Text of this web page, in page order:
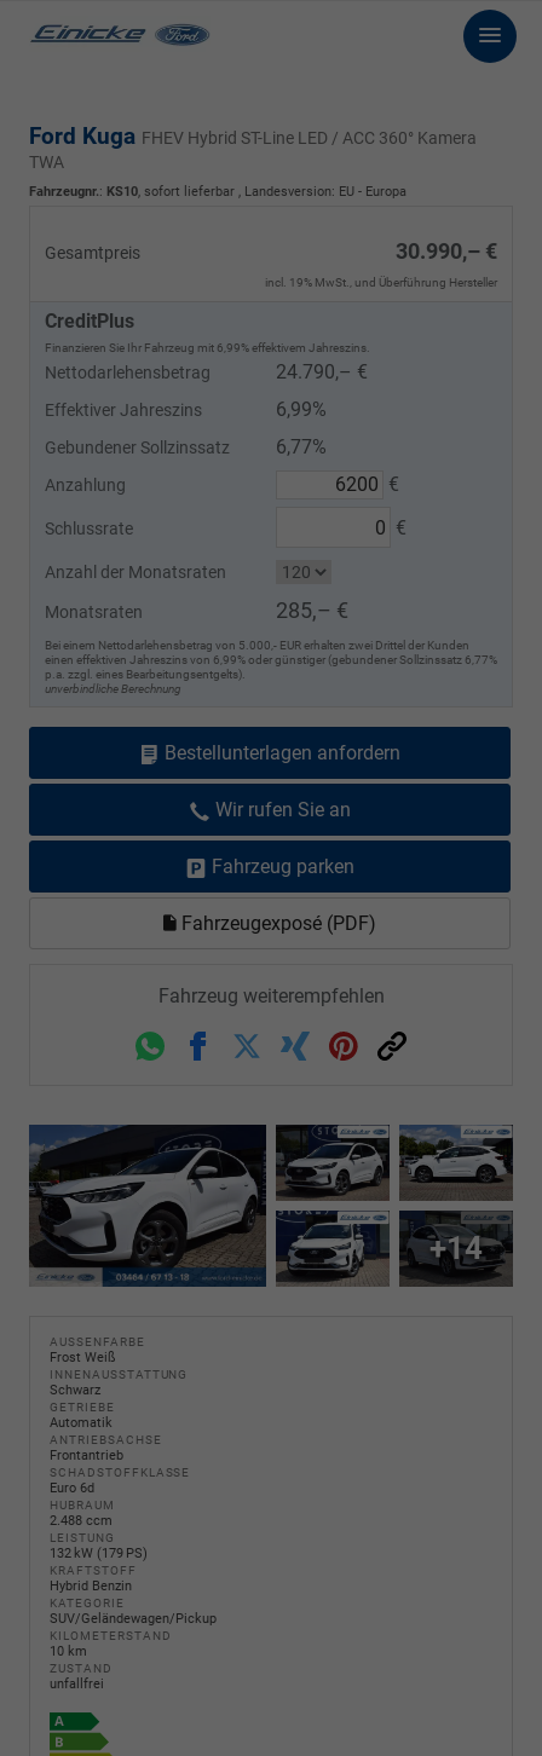
Ford Kuga FHEV Hybrid ST-Line LED / ACC 360° Kamera
TWA
Fahrzeugnr.: KS10, sofort lieferbar , Landesversion: EU - Europa
Gesamtpreis 30.990,– €
incl. 19% MwSt., und Überführung Hersteller
CreditPlus
Finanzieren Sie Ihr Fahrzeug mit 6,99% effektivem Jahreszins.
Nettodarlehensbetrag 24.790,– €
Effektiver Jahreszins 6,99%
Gebundener Sollzinssatz 6,77%
Anzahlung €
Schlussrate €
Anzahl der Monatsraten
Monatsraten 285,– €
Bei einem Nettodarlehensbetrag von 5.000,- EUR erhalten zwei Drittel der Kunden
einen effektiven Jahreszins von 6,99% oder günstiger (gebundener Sollzinssatz 6,77%
p.a. zzgl. eines Bearbeitungsentgelts).
unverbindliche Berechnung
Bestellunterlagen anfordern
Wir rufen Sie an
Fahrzeug parken
Fahrzeugexposé (PDF)
Fahrzeug weiterempfehlen
WhatsappFacebookTwitterXing PinterestLink
+14
AUSSENFARBE
Frost Weiß
INNENAUSSTATTUNG
Schwarz
GETRIEBE
Automatik
ANTRIEBSACHSE
Frontantrieb
SCHADSTOFFKLASSE
Euro 6d
HUBRAUM
2.488 ccm
LEISTUNG
132 kW (179 PS)
KRAFTSTOFF
Hybrid Benzin
KATEGORIE
SUV/Geländewagen/Pickup
KILOMETERSTAND
10 km
ZUSTAND
unfallfrei